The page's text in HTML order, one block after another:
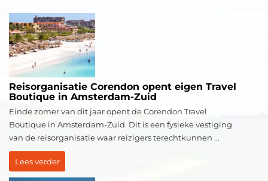
Reisorganisatie Corendon opent eigen Travel
Boutique in Amsterdam-Zuid
Einde zomer van dit jaar opent de Corendon Travel
Boutique in Amsterdam-Zuid. Dit is een fysieke vestiging
van de reisorganisatie waar reizigers terechtkunnen ...
Lees verder